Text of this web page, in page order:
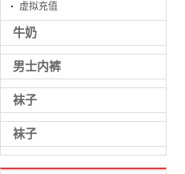
虚拟充值
牛奶
男士内裤
袜子
袜子